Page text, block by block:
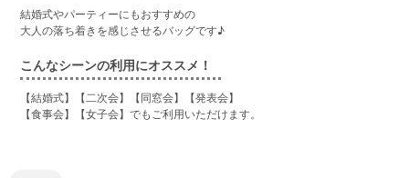
結婚式やパーティーにもおすすめの
大人の落ち着きを感じさせるバッグです♪
こんなシーンの利用にオススメ！
【結婚式】【二次会】【同窓会】【発表会】
【食事会】【女子会】でもご利用いただけます。